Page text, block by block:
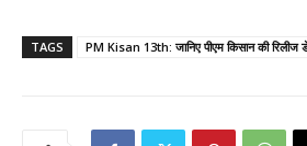
TAGS PM Kisan 13th: जानिए पीएम किसान की